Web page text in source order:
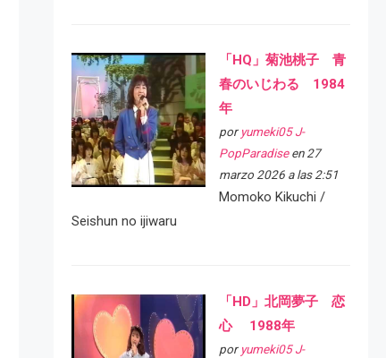
「HQ」菊池桃子 青
春のいじわる 1984
年
por yumeki05 J-
PopParadiseen 27
marzo 2026 a las 2:51
Momoko Kikuchi /
Seishun no ijiwaru
「HD」北岡夢子 恋
心 1988年
por yumeki05 J-